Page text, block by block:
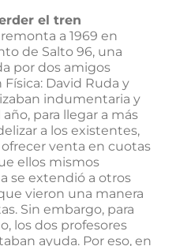
el tren
a 1969 en
de Salto 96, una
por dos amigos
David Ruda y
indumentaria y
para llegar a más
a los existentes,
venta en cuotas
ellos mismos
se extendió a otros
vieron una manera
Sin embargo, para
los dos profesores
ayuda. Por eso, en